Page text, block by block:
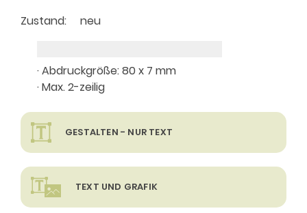
Zustand:
neu
· Abdruckgröße: 80 x 7 mm
· Max. 2-zeilig
GESTALTEN - NUR TEXT
TEXT UND GRAFIK